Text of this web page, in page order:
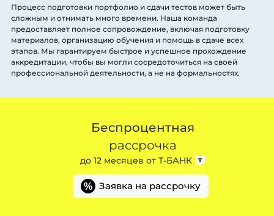
Процесс подготовки портфолио и сдачи тестов может быть
сложным и отнимать много времени. Наша команда
предоставляет полное сопровождение, включая подготовку
материалов, организацию обучения и помощь в сдаче всех
этапов. Мы гарантируем быстрое и успешное прохождение
аккредитации, чтобы вы могли сосредоточиться на своей
профессиональной деятельности, а не на формальностях.
Беспроцентная
рассрочка
до 12 месяцев от Т-БАНК
% Заявка на рассрочку